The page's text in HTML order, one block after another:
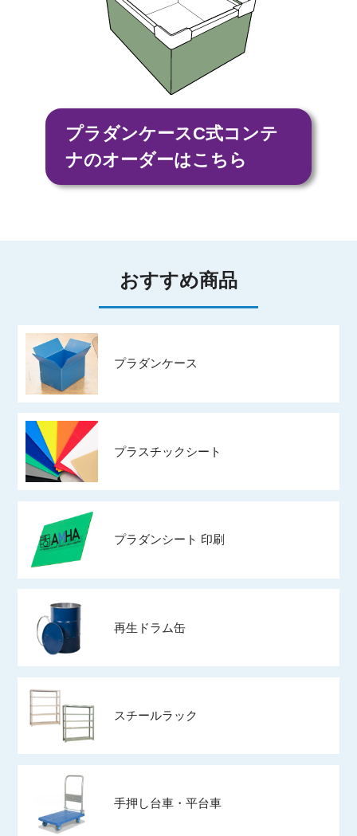
プラダンケースC式コンテ
ナのオーダーはこちら
おすすめ商品
プラダンケース
プラスチックシート
プラダンシート 印刷
再生ドラム缶
スチールラック
手押し台車・平台車